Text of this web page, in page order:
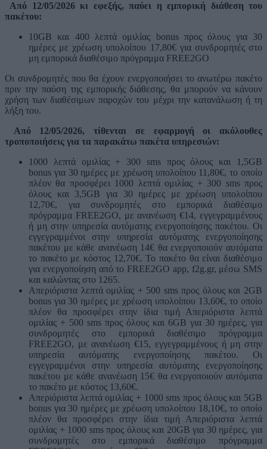
Από 12/05/2026 κι εφεξής, παύει η εμπορική διάθεση του
πακέτου:
10GB και 400 λεπτά ομιλίας bonus προς όλους για 30
ημέρες με χρέωση υπολοίπου 17,80€ για συνδρομητές στο
μη εμπορικά διαθέσιμο πρόγραμμα FREE2GO
Οι συνδρομητές που θα έχουν ενεργοποιήσει τo ανωτέρω πακέτο
πριν την παύση της εμπορικής διάθεσης, θα μπορούν να κάνουν
χρήση των διαθέσιμων παροχών του μέχρι την κατανάλωση ή τη
λήξη του.
Από 12/05/2026, τίθενται σε εφαρμογή οι ακόλουθες
τροποποιήσεις για τα παρακάτω πακέτα υπηρεσιών:
1000 λεπτά ομιλίας + 300 sms προς όλους και 1,5GΒ
bonus για 30 ημέρες με χρέωση υπολοίπου 11,80€, το οποίο
πλέον θα προσφέρει 1000 λεπτά ομιλίας + 300 sms προς
όλους και 3,5GΒ για 30 ημέρες με χρέωση υπολοίπου
12,70€, για συνδρομητές στο εμπορικά διαθέσιμο
πρόγραμμα FREE2GO, με ανανέωση €14, εγγεγραμμένους
ή μη στην υπηρεσία αυτόματης ενεργοποίησης πακέτου. Οι
εγγεγραμμένοι στην υπηρεσία αυτόματης ενεργοποίησης
πακέτου με κάθε ανανέωση 14€ θα ενεργοποιούν αυτόματα
το πακέτο με κόστος 12,70€. Το πακέτο θα είναι διαθέσιμο
για ενεργοποίηση από το FREE2GO app, f2g.gr, μέσω SMS
και καλώντας στο 1265.
Απεριόριστα λεπτά ομιλίας + 500 sms προς όλους και 2GΒ
bonus για 30 ημέρες με χρέωση υπολοίπου 13,60€, το οποίο
πλέον θα προσφέρει στην ίδια τιμή Απεριόριστα λεπτά
ομιλίας + 500 sms προς όλους και 6GΒ για 30 ημέρες, για
συνδρομητές στο εμπορικά διαθέσιμο πρόγραμμα
FREE2GO, με ανανέωση €15, εγγεγραμμένους ή μη στην
υπηρεσία αυτόματης ενεργοποίησης πακέτου. Οι
εγγεγραμμένοι στην υπηρεσία αυτόματης ενεργοποίησης
πακέτου με κάθε ανανέωση 15€ θα ενεργοποιούν αυτόματα
το πακέτο με κόστος 13,60€.
Απεριόριστα λεπτά ομιλίας + 1000 sms προς όλους και 5GΒ
bonus για 30 ημέρες με χρέωση υπολοίπου 18,10€, το οποίο
πλέον θα προσφέρει στην ίδια τιμή Απεριόριστα λεπτά
ομιλίας + 1000 sms προς όλους και 20GΒ για 30 ημέρες, για
συνδρομητές στο εμπορικά διαθέσιμο πρόγραμμα